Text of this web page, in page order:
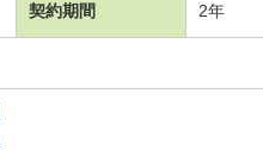
契約期間 2年